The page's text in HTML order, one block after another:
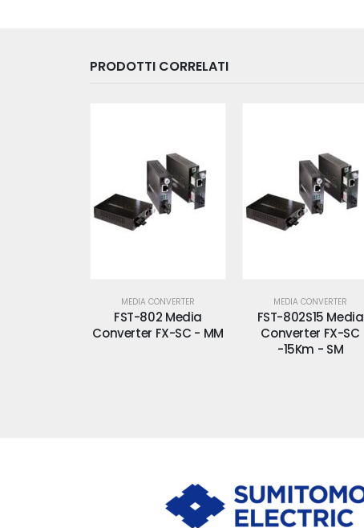
PRODOTTI CORRELATI
MEDIA CONVERTER
FST-802S15 Media
Converter FX-SC
MEDIA CONVERTER
FST-802S35 Media
Converter FX-SC
-35Km - SM